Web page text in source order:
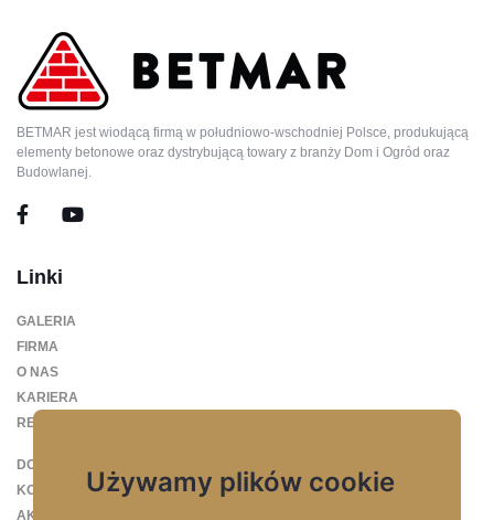
Używamy plików cookie
BETMAR jest wiodącą firmą w południowo-wschodniej Polsce, produkującą
elementy betonowe oraz dystrybującą towary z branży Dom i Ogród oraz
Budowlanej.
Linki
GALERIA
FIRMA
O NAS
KARIERA
REFERENCJE
DO POBRANIA
KONTAKT
AKTUALNOŚCI